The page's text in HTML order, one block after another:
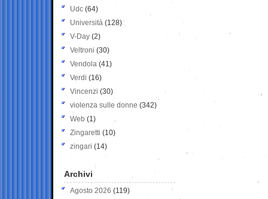
Udc (64)
Università (128)
V-Day (2)
Veltroni (30)
Vendola (41)
Verdi (16)
Vincenzi (30)
violenza sulle donne (342)
Web (1)
Zingaretti (10)
zingari (14)
Archivi
Agosto 2026 (119)